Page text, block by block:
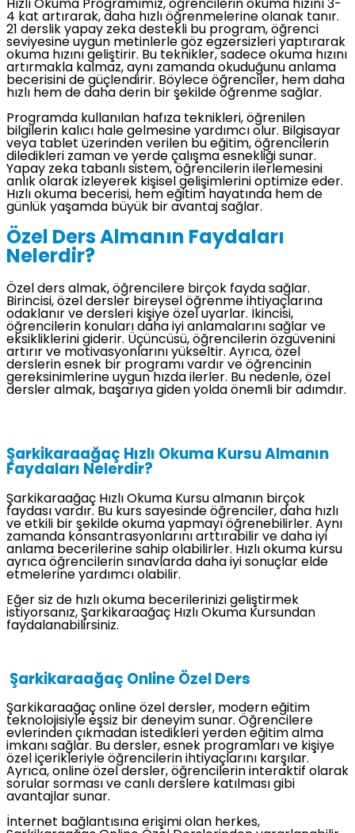
Hızlı Okuma Programımız, öğrencilerin okuma hızını 3-
4 kat artırarak, daha hızlı öğrenmelerine olanak tanır.
21 derslik yapay zeka destekli bu program, öğrenci
seviyesine uygun metinlerle göz egzersizleri yaptırarak
okuma hızını geliştirir. Bu teknikler, sadece okuma hızını
artırmakla kalmaz, aynı zamanda okuduğunu anlama
becerisini de güçlendirir. Böylece öğrenciler, hem daha
hızlı hem de daha derin bir şekilde öğrenme sağlar.
Programda kullanılan hafıza teknikleri, öğrenilen
bilgilerin kalıcı hale gelmesine yardımcı olur. Bilgisayar
veya tablet üzerinden verilen bu eğitim, öğrencilerin
diledikleri zaman ve yerde çalışma esnekliği sunar.
Yapay zeka tabanlı sistem, öğrencilerin ilerlemesini
anlık olarak izleyerek kişisel gelişimlerini optimize eder.
Hızlı okuma becerisi, hem eğitim hayatında hem de
günlük yaşamda büyük bir avantaj sağlar.
Özel Ders Almanın Faydaları
Nelerdir?
Özel ders almak, öğrencilere birçok fayda sağlar.
Birincisi, özel dersler bireysel öğrenme ihtiyaçlarına
odaklanır ve dersleri kişiye özel uyarlar. İkincisi,
öğrencilerin konuları daha iyi anlamalarını sağlar ve
eksikliklerini giderir. Üçüncüsü, öğrencilerin özgüvenini
artırır ve motivasyonlarını yükseltir. Ayrıca, özel
derslerin esnek bir programı vardır ve öğrencinin
gereksinimlerine uygun hızda ilerler. Bu nedenle, özel
dersler almak, başarıya giden yolda önemli bir adımdır.
Şarkikaraağaç Hızlı Okuma Kursu Almanın
Faydaları Nelerdir?
Şarkikaraağaç Hızlı Okuma Kursu almanın birçok
faydası vardır. Bu kurs sayesinde öğrenciler, daha hızlı
ve etkili bir şekilde okuma yapmayı öğrenebilirler. Aynı
zamanda konsantrasyonlarını arttırabilir ve daha iyi
anlama becerilerine sahip olabilirler. Hızlı okuma kursu
ayrıca öğrencilerin sınavlarda daha iyi sonuçlar elde
etmelerine yardımcı olabilir.
Eğer siz de hızlı okuma becerilerinizi geliştirmek
istiyorsanız, Şarkikaraağaç Hızlı Okuma Kursundan
faydalanabilirsiniz.
Şarkikaraağaç Online Özel Ders
Şarkikaraağaç online özel dersler, modern eğitim
teknolojisiyle eşsiz bir deneyim sunar. Öğrencilere
evlerinden çıkmadan istedikleri yerden eğitim alma
imkanı sağlar. Bu dersler, esnek programları ve kişiye
özel içerikleriyle öğrencilerin ihtiyaçlarını karşılar.
Ayrıca, online özel dersler, öğrencilerin interaktif olarak
sorular sorması ve canlı derslere katılması gibi
avantajlar sunar.
İnternet bağlantısına erişimi olan herkes,